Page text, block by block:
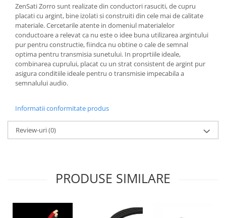
ZenSati Zorro sunt realizate din conductori rasuciti, de cupru
placati cu argint, bine izolati si construiti din cele mai de calitate
materiale. Cercetarile atente in domeniul materialelor
conductoare a relevat ca nu este o idee buna utilizarea argintului
pur pentru constructie, fiindca nu obtine o cale de semnal
optima pentru transmisia sunetului. In proprtiile ideale,
combinarea cuprului, placat cu un strat consistent de argint pur
asigura conditiile ideale pentru o transmisie impecabila a
semnalului audio.
Informatii conformitate produs
Review-uri(0)
PRODUSE SIMILARE